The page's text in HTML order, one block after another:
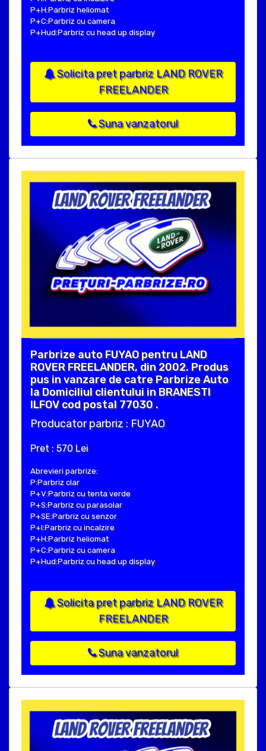
P+H:Parbriz heliomat
P+C:Parbriz cu camera
P+Hud:Parbriz cu head up display
Solicita pret parbriz LAND ROVER
FREELANDER
Suna vanzatorul
Parbrize auto FUYAO pentru LAND
ROVER FREELANDER, din 2002. Produs
pus in vanzare de catre Parbrize Auto
la Domiciliul clientului in BRANESTI
ILFOV cod postal 77030 .
Producator parbriz : FUYAO
Pret : 570 Lei
Abrevieri parbrize:
P:Parbriz clar
P+V:Parbriz cu tenta verde
P+S:Parbriz cu parasolar
P+SE:Parbriz cu senzor
P+I:Parbriz cu incalzire
P+H:Parbriz heliomat
P+C:Parbriz cu camera
P+Hud:Parbriz cu head up display
Solicita pret parbriz LAND ROVER
FREELANDER
Suna vanzatorul